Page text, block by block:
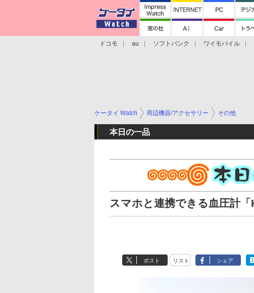
ドコモ au ソフトバンク ワイモバイル
ケータイ Watch 周辺機器/アクセサリー その他
本日の一品
スマホと連携できる血圧計
ポスト リスト シェア